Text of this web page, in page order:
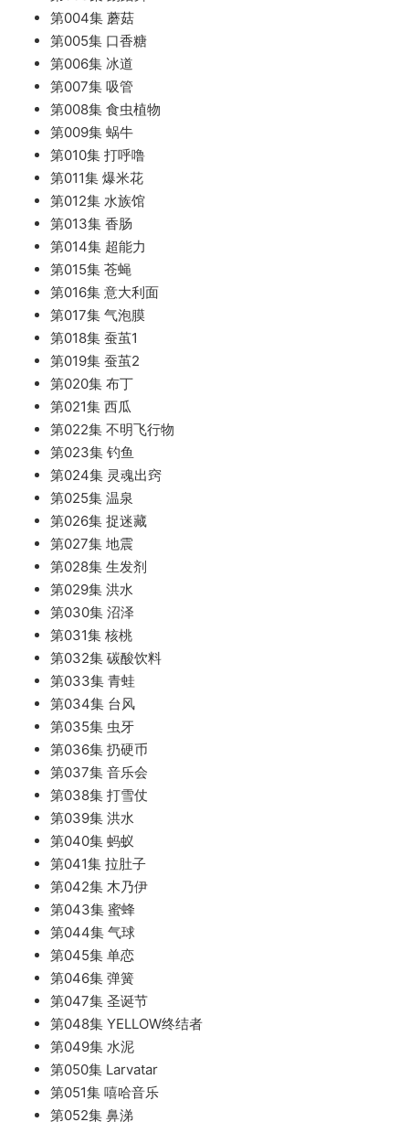
第004集 蘑菇
第005集 口香糖
第006集 冰道
第007集 吸管
第008集 食虫植物
第009集 蜗牛
第010集 打呼噜
第011集 爆米花
第012集 水族馆
第013集 香肠
第014集 超能力
第015集 苍蝇
第016集 意大利面
第017集 气泡膜
第018集 蚕茧1
第019集 蚕茧2
第020集 布丁
第021集 西瓜
第022集 不明飞行物
第023集 钓鱼
第024集 灵魂出窍
第025集 温泉
第026集 捉迷藏
第027集 地震
第028集 生发剂
第029集 洪水
第030集 沼泽
第031集 核桃
第032集 碳酸饮料
第033集 青蛙
第034集 台风
第035集 虫牙
第036集 扔硬币
第037集 音乐会
第038集 打雪仗
第039集 洪水
第040集 蚂蚁
第041集 拉肚子
第042集 木乃伊
第043集 蜜蜂
第044集 气球
第045集 单恋
第046集 弹簧
第047集 圣诞节
第048集 YELLOW终结者
第049集 水泥
第050集 Larvatar
第051集 嘻哈音乐
第052集 鼻涕